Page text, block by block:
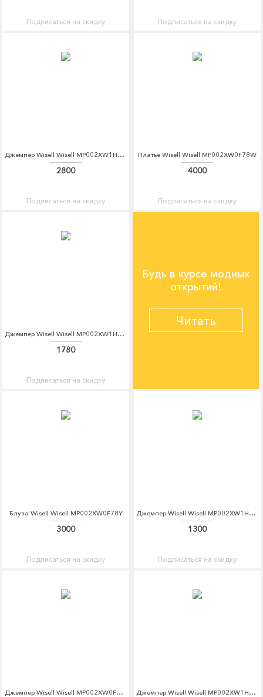
Подписаться на скидку Подписаться на скидку
Джемпер Wisell Wisell MP002XW1HLRE
2800
Подписаться на скидку
Платье Wisell Wisell MP002XW0F78W
4000
Подписаться на скидку
Джемпер Wisell Wisell MP002XW1HLRH
1780
Подписаться на скидку
Будь в курсе модных
открытий!
Читать
Блуза Wisell Wisell MP002XW0F78Y
3000
Подписаться на скидку
Джемпер Wisell Wisell MP002XW1HLRJ
1300
Подписаться на скидку
Джемпер Wisell Wisell MP002XW0F792 Джемпер Wisell Wisell MP002XW1HLRN